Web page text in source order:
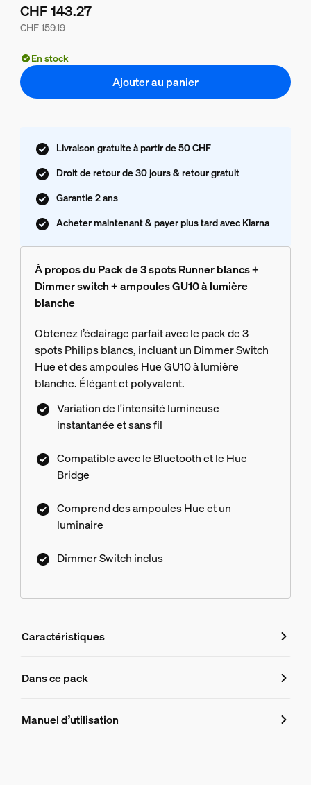
CHF 159.19
CHF 143.27
En stock
Ajouter au panier
Livraison gratuite à partir de 50 CHF
Droit de retour de 30 jours & retour gratuit
Garantie 2 ans
Acheter maintenant & payer plus tard avec Klarna
À propos du Pack de 3 spots Runner blancs +
Dimmer switch + ampoules GU10 à lumière
blanche
Obtenez l’éclairage parfait avec le pack de 3
spots Philips blancs, incluant un Dimmer Switch
Hue et des ampoules Hue GU10 à lumière
blanche. Élégant et polyvalent.
Variation de l'intensité lumineuse
instantanée et sans fil
Compatible avec le Bluetooth et le Hue
Bridge
Comprend des ampoules Hue et un
luminaire
Dimmer Switch inclus
Caractéristiques
Caractéristiques
8719514874497
Dans ce pack
Manuel d’utilisation